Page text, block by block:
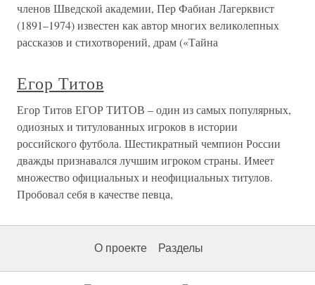
членов Шведской академии, Пер Фабиан Лагерквист
(1891–1974) известен как автор многих великолепных
рассказов и стихотворений, драм («Тайна
Егор Титов
Егор Титов ЕГОР ТИТОВ – один из самых популярных,
одиозных и титулованных игроков в истории
российского футбола. Шестикратный чемпион России
дважды признавался лучшим игроком страны. Имеет
множество официальных и неофициальных титулов.
Пробовал себя в качестве певца,
О проекте Разделы